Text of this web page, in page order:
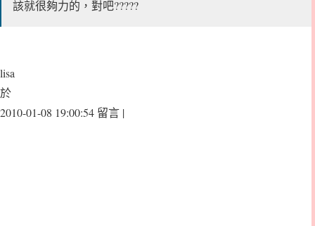
該就很夠力的，對吧?????
lisa
於
2010-01-08 19:00:54 留言 |